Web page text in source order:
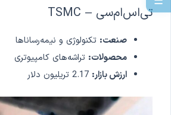
تی‌اس‌ام‌سی – TSMC
صنعت: تکنولوژی و نیمه‌رساناها
محصولات: تراشه‌های کامپیوتری
ارزش بازار: 2.17 تریلیون دلار